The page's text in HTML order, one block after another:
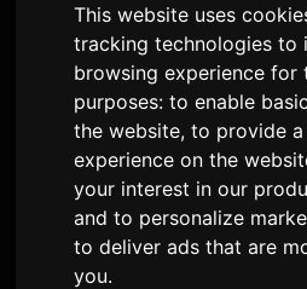
This website uses
tracking technologies to
browsing experience for
purposes:to enable
the website,to provide
experience on the
your interest in our
and to personalize
to deliver ads that are
you.
مانگای Shangri-La Frontier
126 فصل را به‌صورت رایگان به